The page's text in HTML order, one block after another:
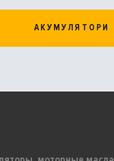
АКУМУЛЯТОРИ